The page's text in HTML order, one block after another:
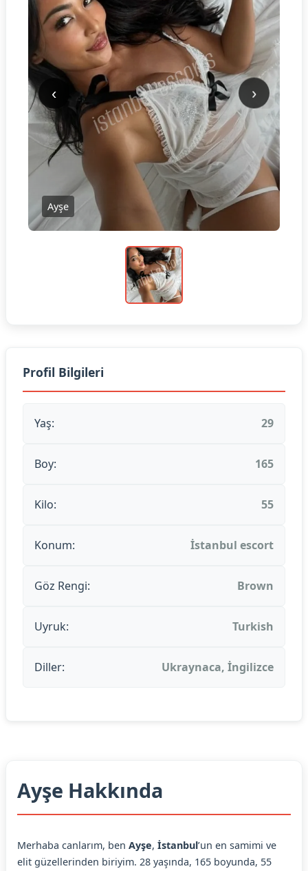
Ayşe
‹ ›
Ayşe Hakkında
Merhaba canlarım, ben Ayşe, İstanbul’un en samimi ve
elit güzellerinden biriyim. 28 yaşında, 165 boyunda, 55
Profil Bilgileri
Yaş: 29
Boy: 165
Kilo: 55
Konum: İstanbul escort
Göz Rengi: Brown
Uyruk: Turkish
Diller: Ukraynaca, İngilizce